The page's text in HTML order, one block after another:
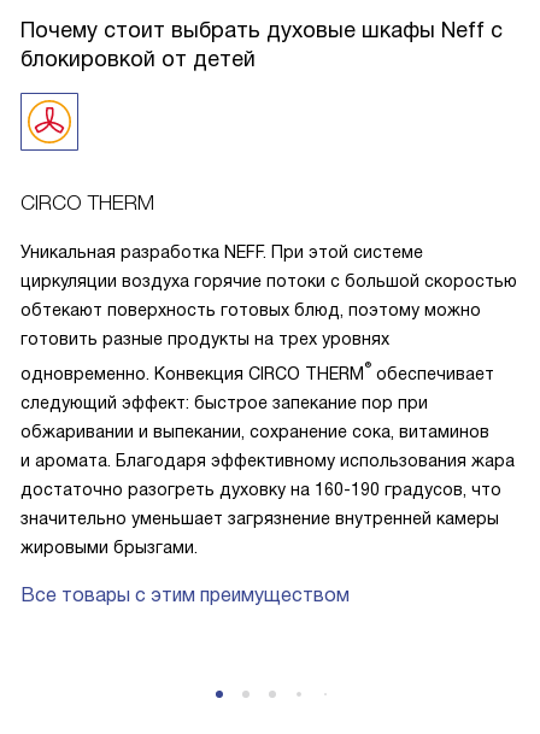
и блокировка от детей добавляют удобства и
спокойствия.
Пользуюсь почти каждый день, и техника ещё ни разу не
Почему стоит выбрать духовые шкафы Neff с
блокировкой от детей
CIRCO THERM
Уникальная разработка NEFF. При этой системе
циркуляции воздуха горячие потоки с большой скоростью
обтекают поверхность готовых блюд, поэтому можно
готовить разные продукты на трех уровнях
одновременно. Конвекция CIRCO THERM ® обеспечивает
следующий эффект: быстрое запекание пор при
обжаривании и выпекании, сохранение сока, витаминов
и аромата. Благодаря эффективному использования жара
достаточно разогреть духовку на 160-190 градусов, что
значительно уменьшает загрязнение внутренней камеры
жировыми брызгами.
Все товары с этим преимуществом